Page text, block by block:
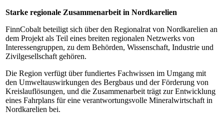
Starke regionale Zusammenarbeit in Nordkarelien
FinnCobalt beteiligt sich über den Regionalrat von Nordkarelien an
dem Projekt als Teil eines breiten regionalen Netzwerks von
Interessengruppen, zu dem Behörden, Wissenschaft, Industrie und
Zivilgesellschaft gehören.
Die Region verfügt über fundiertes Fachwissen im Umgang mit
den Umweltauswirkungen des Bergbaus und der Förderung von
Kreislauflösungen, und die Zusammenarbeit trägt zur Entwicklung
eines Fahrplans für eine verantwortungsvolle Mineralwirtschaft in
Nordkarelien bei.